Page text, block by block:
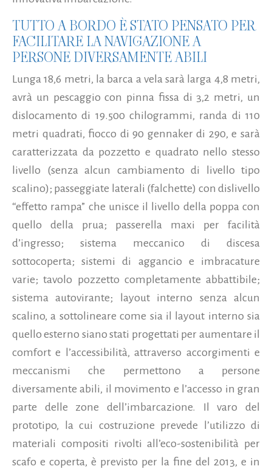
TUTTO A BORDO È STATO PENSATO PER
FACILITARE LA NAVIGAZIONE A
PERSONE DIVERSAMENTE ABILI
Lunga 18,6 metri, la barca a vela sarà larga 4,8 metri,
avrà un pescaggio con pinna fissa di 3,2 metri, un
dislocamento di 19.500 chilogrammi, randa di 110
metri quadrati, fiocco di 90 gennaker di 290, e sarà
caratterizzata da pozzetto e quadrato nello stesso
livello (senza alcun cambiamento di livello tipo
scalino); passeggiate laterali (falchette) con dislivello
“effetto rampa” che unisce il livello della poppa con
quello della prua; passerella maxi per facilità
d’ingresso; sistema meccanico di discesa
sottocoperta; sistemi di aggancio e imbracature
varie; tavolo pozzetto completamente abbattibile;
sistema autovirante; layout interno senza alcun
scalino, a sottolineare come sia il layout interno sia
quello esterno siano stati progettati per aumentare il
comfort e l’accessibilità, attraverso accorgimenti e
meccanismi che permettono a persone
diversamente abili, il movimento e l’accesso in gran
parte delle zone dell’imbarcazione. Il varo del
prototipo, la cui costruzione prevede l’utilizzo di
materiali compositi rivolti all’eco-sostenibilità per
scafo e coperta, è previsto per la fine del 2013, e in